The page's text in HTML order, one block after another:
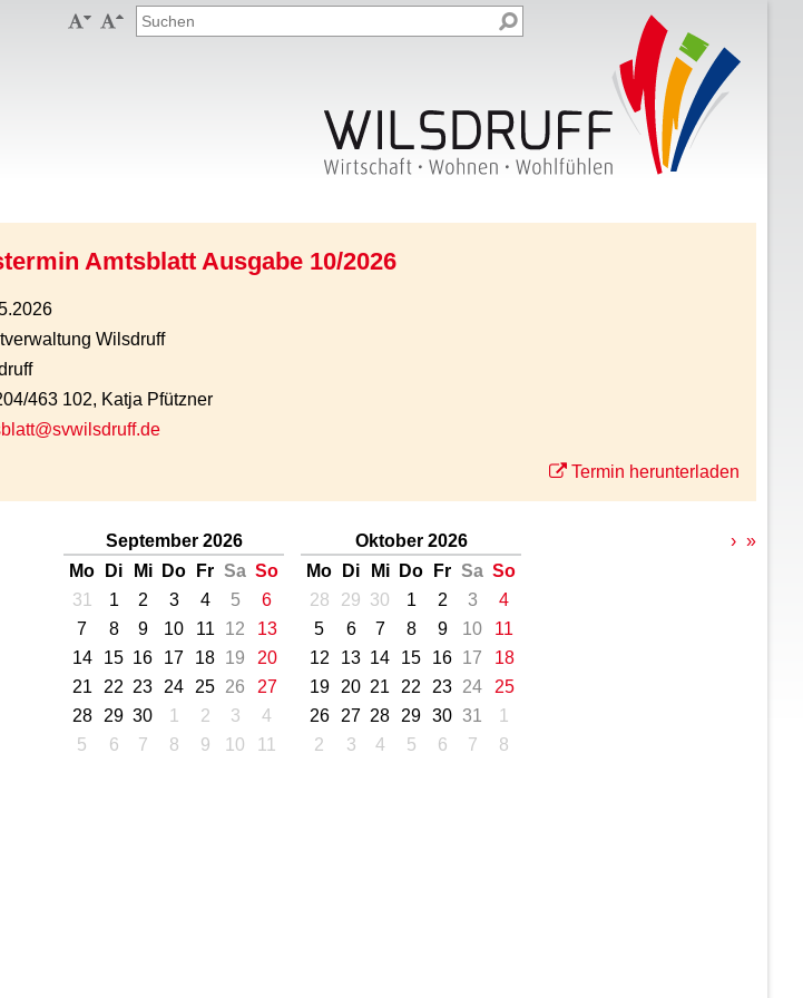
 
Amtsblatt Ausgabe 10/2026
Wilsdruff
463 102, Katja Pfützner
Termin herunterladen
September 2026
Mo
Di Mi Do Fr Sa So
31
1 2 3 4 5
6
7
8 9 10 11 12
13
14
15 16 17 18 19
20
21
22 23 24 25 26
27
28
29 30 1 2 3
4
5
6 7 8 9 10 11
Oktober 2026
Mo
Di Mi Do Fr Sa So
28
29 30 1 2 3
4
5
6 7 8 9 10
11
12
13 14 15 16 17
18
19
20 21 22 23 24
25
26
27 28 29 30 31
1
2
3 4 5 6 7 8
› »